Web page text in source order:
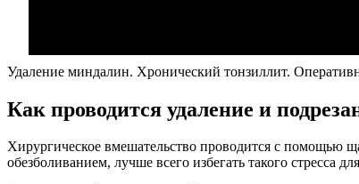
Удаление миндалин. Хронический тонзиллит.
Как проводится удаление и
Хирургическое вмешательство проводится с помощью
обезболиванием, лучше всего избегать такого стресса